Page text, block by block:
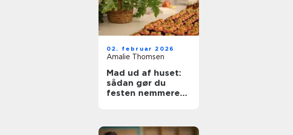
02. februar 2026
Amalie Thomsen
Mad ud af huset:
sådan gør du
festen nemmere